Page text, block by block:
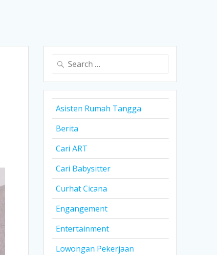
Search
Asisten Rumah Tangga
Berita
Cari ART
Cari Babysitter
Curhat Cicana
Engangement
Entertainment
Lowongan Pekerjaan